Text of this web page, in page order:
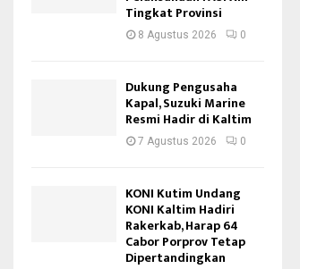
Tingkat Provinsi
8 Agustus 2026 0
Dukung Pengusaha
Kapal, Suzuki Marine
Resmi Hadir di Kaltim
7 Agustus 2026 0
KONI Kutim Undang
KONI Kaltim Hadiri
Rakerkab, Harap 64
Cabor Porprov Tetap
Dipertandingkan